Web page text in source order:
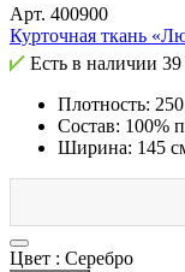
Арт. 400900
Курточная ткань
Есть в наличии
Плотность:
Состав: 100%
Ширина: 145
Цвет : Серебро